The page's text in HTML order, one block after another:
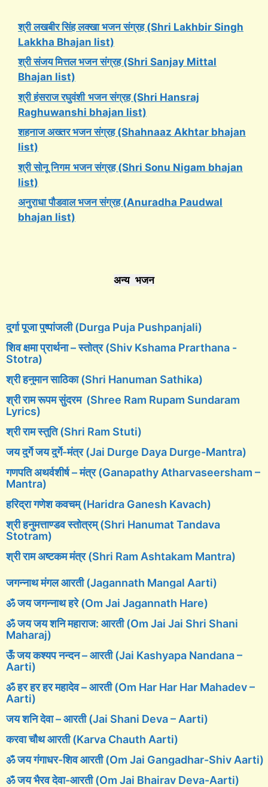
श्री लखबीर सिंह लक्खा भजन संग्रह (Shri Lakhbir Singh
Lakkha Bhajan list)
श्री संजय मित्तल भजन संग्रह (Shri Sanjay Mittal
Bhajan list)
श्री हंसराज रघुवंशी भजन संग्रह (Shri Hansraj
Raghuwanshi bhajan list)
शहनाज अख्तर भजन संग्रह (Shahnaaz Akhtar bhajan
list)
श्री सोनू निगम भजन संग्रह (Shri Sonu Nigam bhajan
list)
अनुराधा पौडवाल भजन संग्रह (Anuradha Paudwal
bhajan list)
अन्य भजन
दुर्गा पूजा पुष्पांजली (Durga Puja Pushpanjali)
शिव क्षमा प्रार्थना – स्तोत्र (Shiv Kshama Prarthana -
Stotra)
श्री हनुमान साठिका (Shri Hanuman Sathika)
श्री राम रूपम सुंदरम (Shree Ram Rupam Sundaram
Lyrics)
श्री राम स्तुति (Shri Ram Stuti)
जय दुर्गे जय दुर्गे-मंत्र (Jai Durge Daya Durge-Mantra)
गणपति अथर्वशीर्ष – मंत्र (Ganapathy Atharvaseersham –
Mantra)
हरिद्रा गणेश कवचम् (Haridra Ganesh Kavach)
श्री हनुमत्ताण्डव स्तोत्रम् (Shri Hanumat Tandava
Stotram)
श्री राम अष्टकम मंत्र (Shri Ram Ashtakam Mantra)
जगन्नाथ मंगल आरती (Jagannath Mangal Aarti)
ॐ जय जगन्नाथ हरे (Om Jai Jagannath Hare)
ॐ जय जय शनि महाराज: आरती (Om Jai Jai Shri Shani
Maharaj)
ऊँ जय कश्यप नन्दन – आरती (Jai Kashyapa Nandana –
Aarti)
ॐ हर हर हर महादेव – आरती (Om Har Har Har Mahadev –
Aarti)
जय शनि देवा – आरती (Jai Shani Deva – Aarti)
करवा चौथ आरती (Karva Chauth Aarti)
ॐ जय गंगाधर-शिव आरती (Om Jai Gangadhar-Shiv Aarti)
ॐ जय भैरव देवा-आरती (Om Jai Bhairav Deva-Aarti)